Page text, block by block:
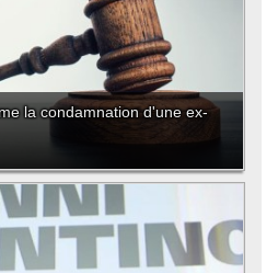
la condamnation d'une ex-